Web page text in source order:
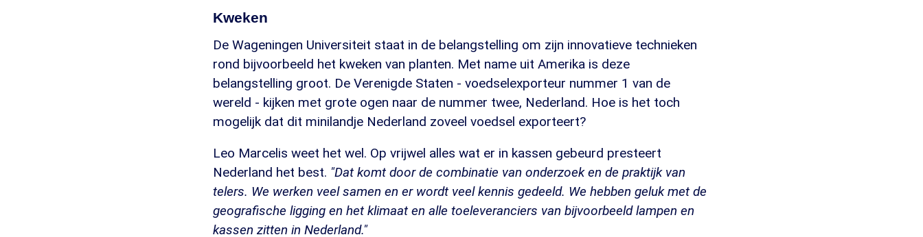
Kweken
De Wageningen Universiteit staat in de belangstelling om zijn innovatieve technieken
rond bijvoorbeeld het kweken van planten. Met name uit Amerika is deze
belangstelling groot. De Verenigde Staten - voedselexporteur nummer 1 van de
wereld - kijken met grote ogen naar de nummer twee, Nederland. Hoe is het toch
mogelijk dat dit minilandje Nederland zoveel voedsel exporteert?
Leo Marcelis weet het wel. Op vrijwel alles wat er in kassen gebeurd presteert
Nederland het best. "Dat komt door de combinatie van onderzoek en de praktijk van
telers. We werken veel samen en er wordt veel kennis gedeeld. We hebben geluk met de
geografische ligging en het klimaat en alle toeleveranciers van bijvoorbeeld lampen en
kassen zitten in Nederland."